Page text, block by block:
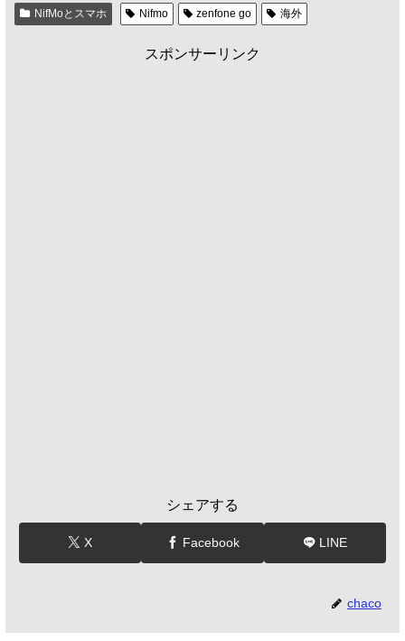
NifMoとスマホ Nifmo zenfone go 海外
スポンサーリンク
シェアする
X Facebook LINE
chaco